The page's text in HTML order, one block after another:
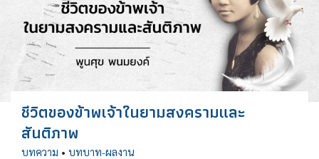
ชีวิตของข้าพเจ้าในยามสงครามและ
สันติภาพ
บทความ • บทบาท-ผลงาน